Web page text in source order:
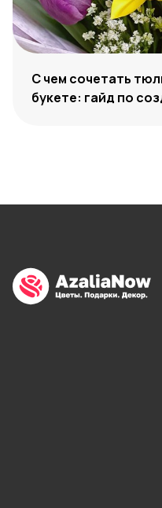
С чем сочетать
букете: гайд по